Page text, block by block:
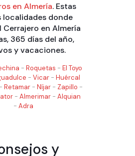
en Almería. Estas
localidades donde
Cerrajero en Almería
365 días del año,
y vacaciones.
- Roquetas - El Toyo
- Vicar - Huércal
- Retamar- Níjar- Zapillo -
- Almerimar- Alquian
- Adra
y